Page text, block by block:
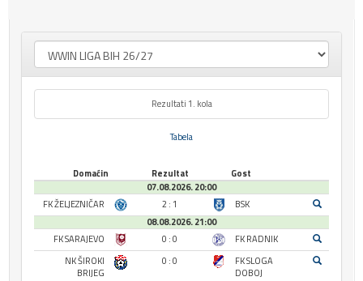
Rezultati 1. kola
Tabela
Domaćin Rezultat
Gost
07.08.2026. 20:00
FK ŽELJEZNIČAR
2 : 1
BSK
08.08.2026. 21:00
FK SARAJEVO
0 : 0
FK RADNIK
NK ŠIROKI
BRIJEG
0 : 0
FK SLOGA
DOBOJ